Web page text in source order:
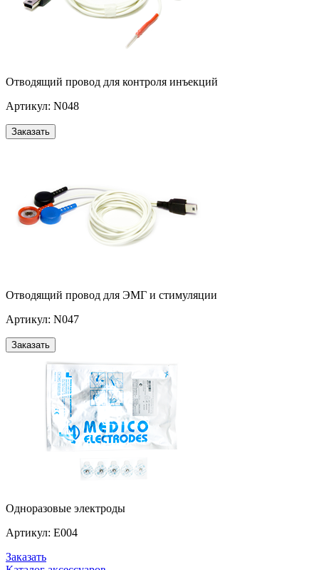
Отводящий провод для контроля инъекций
Артикул: N048
Заказать
Отводящий провод для ЭМГ и стимуляции
Артикул: N047
Заказать
Одноразовые электроды
Артикул: Е004
Заказать